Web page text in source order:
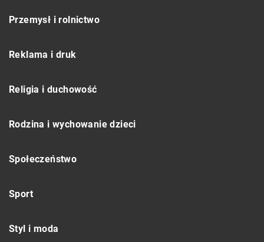
Przemysł i rolnictwo
Reklama i druk
Religia i duchowość
Rodzina i wychowanie dzieci
Społeczeństwo
Sport
Styl i moda